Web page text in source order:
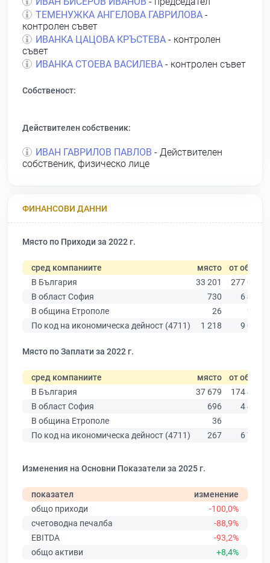
ТЕМЕНУЖКА АНГЕЛОВА ГАВРИЛОВА -
контролен съвет
ИВАНКА ЦАЦОВА КРЪСТЕВА - контролен
съвет
ИВАНКА СТОЕВА ВАСИЛЕВА - контролен съвет
Собственост:
Действителен собственик:
ИВАН ГАВРИЛОВ ПАВЛОВ - Действителен
собственик, физическо лице
ФИНАНСОВИ ДАННИ
Място по Приходи за 2022 г.
сред компаниите място от общо
В България
33 201
277 019
В област София
730
6 415
В община Етрополе
26
231
По код на икономическа дейност (4711)
1 218 9 025
Място по Заплати за 2022 г.
сред компаниите място от общо
В България
37 679
174 403
В област София
696
4 439
В община Етрополе
36
По код на икономическа дейност (4711)
267 6 773
Изменения на Основни Показатели за 2025 г.
показател
изменение
общо приходи
-100,0%
счетоводна печалба
-88,9%
EBITDA
-93,2%
общо активи
+8,4%